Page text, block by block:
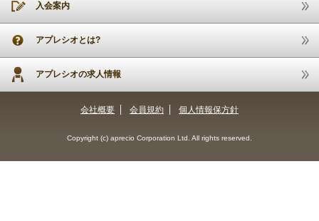
入会案内
アプレシオとは?
アプレシオの求人情報
会社概要 会員規約 個人情報保方針
Copyright (c) aprecio Corporation Ltd. All rights reserved.